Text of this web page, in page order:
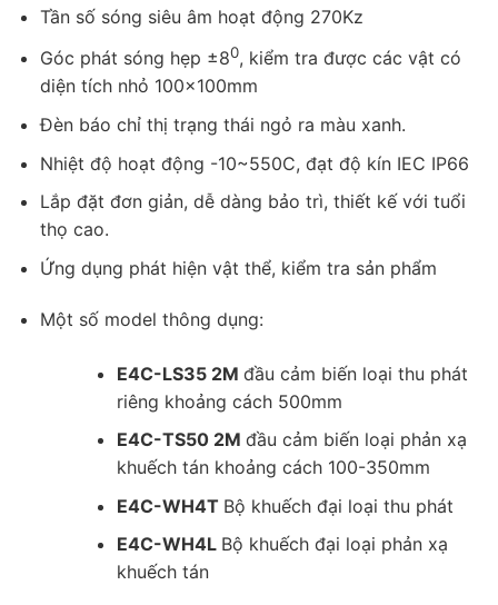
Tần số sóng siêu âm hoạt động 270Kz
Góc phát sóng hẹp ±80, kiểm tra được các vật có
diện tích nhỏ 100x100mm
Đèn báo chỉ thị trạng thái ngỏ ra màu xanh.
Nhiệt độ hoạt động -10~550C, đạt độ kín IEC IP66
Lắp đặt đơn giản, dễ dàng bảo trì, thiết kế với tuổi
thọ cao.
Ứng dụng phát hiện vật thể, kiểm tra sản phẩm
Một số model thông dụng:
E4C-LS35 2M đầu cảm biến loại thu phát
riêng khoảng cách 500mm
E4C-TS50 2M đầu cảm biến loại phản xạ
khuếch tán khoảng cách 100-350mm
E4C-WH4T Bộ khuếch đại loại thu phát
E4C-WH4L Bộ khuếch đại loại phản xạ
khuếch tán